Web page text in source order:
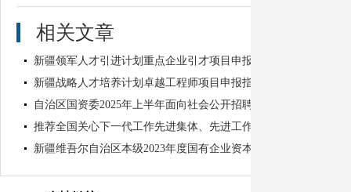
相关文章
新疆领军人才引进计划重点企业引才项目申报指南
新疆战略人才培养计划卓越工程师项目申报指南
自治区国资委2025年上半年面向社会公开招聘事业单位工作人员
推荐全国关心下一代工作先进集体、先进工作者和自治区“尊老爱
新疆维吾尔自治区本级2023年度国有企业资本金注入项目绩效评